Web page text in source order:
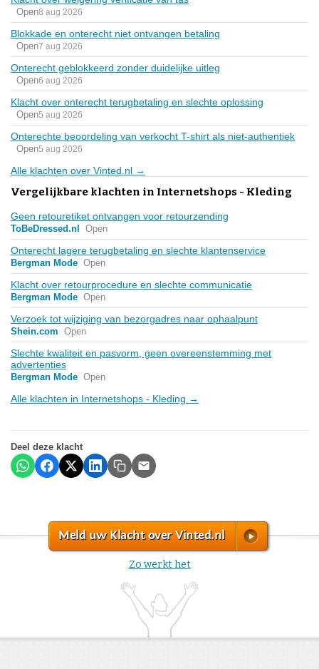
Open8 aug 2026
Blokkade en onterecht niet ontvangen betaling
Open7 aug 2026
Onterecht geblokkeerd zonder duidelijke uitleg
Open6 aug 2026
Klacht over onterecht terugbetaling en slechte oplossing
Open5 aug 2026
Onterechte beoordeling van verkocht T-shirt als niet-authentiek
Open5 aug 2026
Alle klachten over Vinted.nl →
Vergelijkbare klachten in Internetshops - Kleding
Geen retouretiket ontvangen voor retourzending
ToBeDressed.nl Open
Onterecht lagere terugbetaling en slechte klantenservice
Bergman Mode Open
Klacht over retourprocedure en slechte communicatie
Bergman Mode Open
Verzoek tot wijziging van bezorgadres naar ophaalpunt
Shein.com Open
Slechte kwaliteit en pasvorm, geen overeenstemming met
advertenties
Bergman Mode Open
Alle klachten in Internetshops - Kleding →
Deel deze klacht
Meld uw Klacht over Vinted.nl
Zo werkt het